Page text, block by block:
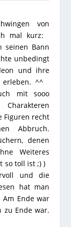
von
mal kurz:
seinen Bann
unbedingt
und ihre
erleben. ^^
mit sooo
Figuren recht
Abbruch.
denen
Weiteres
so toll ist ;) )
und die
hat man
Ende war
zu Ende war.